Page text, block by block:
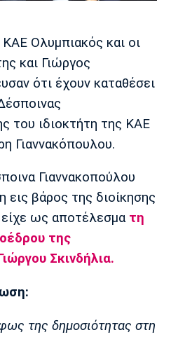
Πανσερραϊκός
Τσέλσι Άρσεναλ
Σίτι
Γιουβέντους
Ολυμπιακός και οι
και Γιώργος
ότι έχουν καταθέσει
του ιδιοκτήτη της ΚΑΕ
Γιαννακόπουλου.
Γιαννακοπούλου
εις βάρος της διοίκησης
ως αποτέλεσματη
της
Σκινδήλια.
της δημοσιότητας στη